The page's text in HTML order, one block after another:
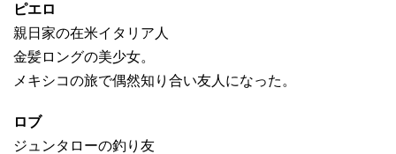
ピエロ
親日家の在米イタリア人
金髪ロングの美少女。
メキシコの旅で偶然知り合い友人になった。
ロブ
ジュンタローの釣り友